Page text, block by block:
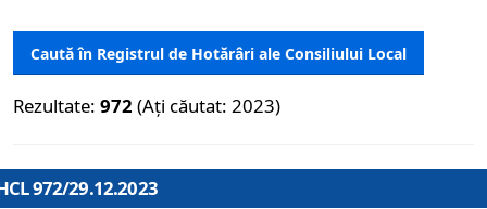
Caută în Registrul de Hotărâri ale Consiliului Local
Rezultate: 972 (Ați căutat: 2023)
972/29.12.2023